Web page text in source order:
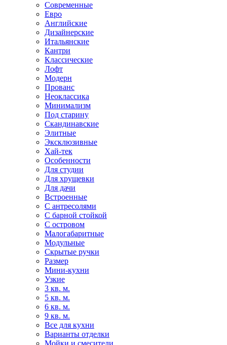
Современные
Евро
Английские
Дизайнерские
Итальянские
Кантри
Классические
Лофт
Модерн
Прованс
Неоклассика
Минимализм
Под старину
Скандинавские
Элитные
Эксклюзивные
Хай-тек
Особенности
Для студии
Для хрущевки
Для дачи
Встроенные
С антресолями
С барной стойкой
С островом
Малогабаритные
Модульные
Скрытые ручки
Размер
Мини-кухни
Узкие
3 кв. м.
5 кв. м.
6 кв. м.
9 кв. м.
Все для кухни
Варианты отделки
Мойки и смесители